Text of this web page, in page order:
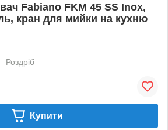
Fabiano FKM 45 SS Inox,
кран для мийки на кухню
Роздріб
Купити